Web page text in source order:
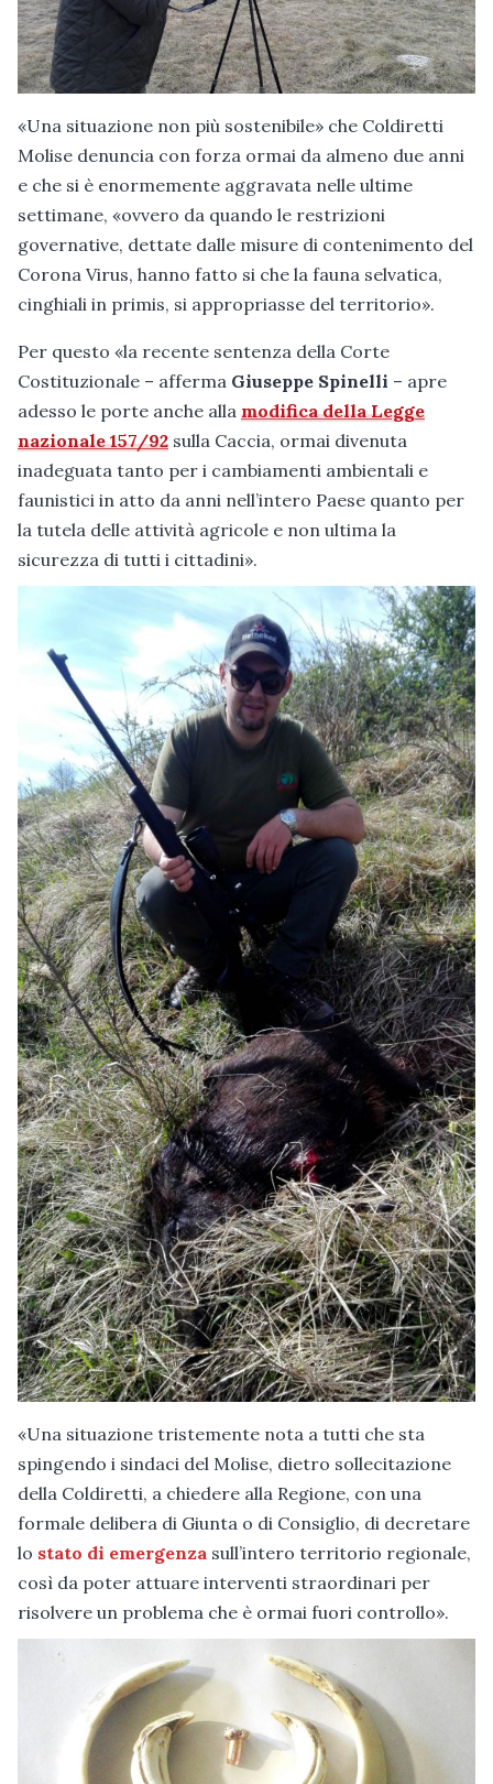
«Una situazione non più sostenibile» che Coldiretti
Molise denuncia con forza ormai da almeno due anni
e che si è enormemente aggravata nelle ultime
settimane, «ovvero da quando le restrizioni
governative, dettate dalle misure di contenimento del
Corona Virus, hanno fatto si che la fauna selvatica,
cinghiali in primis, si appropriasse del territorio».
Per questo «la recente sentenza della Corte
Costituzionale – afferma Giuseppe Spinelli – apre
adesso le porte anche alla modifica della Legge
nazionale 157/92 sulla Caccia, ormai divenuta
inadeguata tanto per i cambiamenti ambientali e
faunistici in atto da anni nell’intero Paese quanto per
la tutela delle attività agricole e non ultima la
sicurezza di tutti i cittadini».
«Una situazione tristemente nota a tutti che sta
spingendo i sindaci del Molise, dietro sollecitazione
della Coldiretti, a chiedere alla Regione, con una
formale delibera di Giunta o di Consiglio, di decretare
lo stato di emergenza sull’intero territorio regionale,
così da poter attuare interventi straordinari per
risolvere un problema che è ormai fuori controllo».